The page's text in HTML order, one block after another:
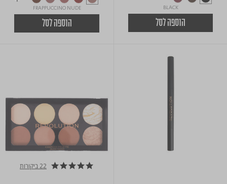
BLACK
הוספה לסל
FRAPPUCCINO NUDE
הוספה לסל
4.9 star rating 22 ביקורות